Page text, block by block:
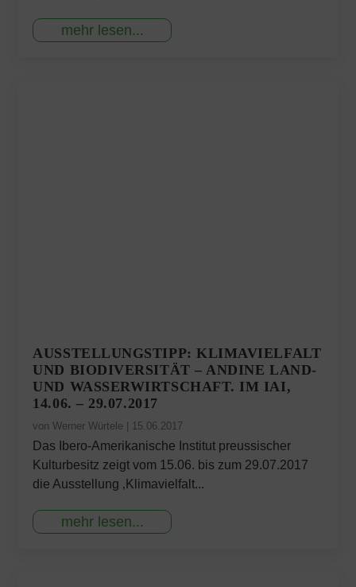
mehr lesen...
AUSSTELLUNGSTIPP: KLIMAVIELFALT
UND BIODIVERSITÄT – ANDINE LAND-
UND WASSERWIRTSCHAFT. IM IAI,
14.06. – 29.07.2017
vonWerner Würtele 15.06.2017
Das Ibero-Amerikanische Institut preussischer
Kulturbesitz zeigt vom 15.06. bis zum 29.07.2017
die Ausstellung ‚Klimavielfalt...
mehr lesen...